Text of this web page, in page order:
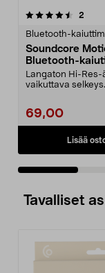
2
Bluetooth-
Soundcore
Bluetooth-
Langaton Hi-Res-
vaikuttava
69,00
Lisää
4.0 viidestä
Tavalliset